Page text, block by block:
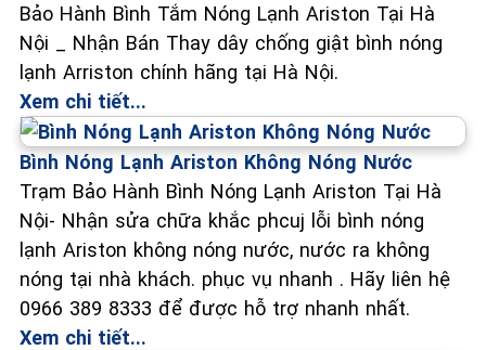
Bảo Hành Bình Tắm Nóng Lạnh Ariston Tại Hà
Nội _ Nhận Bán Thay dây chống giật bình nóng
lạnh Arriston chính hãng tại Hà Nội.
Xem chi tiết...
Bình Nóng Lạnh Ariston Không Nóng Nước
Trạm Bảo Hành Bình Nóng Lạnh Ariston Tại Hà
Nội- Nhận sửa chữa khắc phcuj lỗi bình nóng
lạnh Ariston không nóng nước, nước ra không
nóng tại nhà khách. phục vụ nhanh . Hãy liên hệ
0966 389 8333 để được hỗ trợ nhanh nhất.
Xem chi tiết...